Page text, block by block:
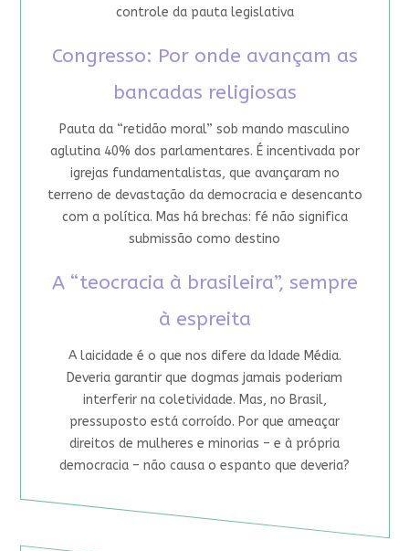
controle da pauta legislativa
Congresso: Por onde avançam as
bancadas religiosas
Pauta da “retidão moral” sob mando masculino
aglutina 40% dos parlamentares. É incentivada por
igrejas fundamentalistas, que avançaram no
terreno de devastação da democracia e desencanto
com a política. Mas há brechas: fé não significa
submissão como destino
A “teocracia à brasileira”, sempre
à espreita
A laicidade é o que nos difere da Idade Média.
Deveria garantir que dogmas jamais poderiam
interferir na coletividade. Mas, no Brasil,
pressuposto está corroído. Por que ameaçar
direitos de mulheres e minorias – e à própria
democracia – não causa o espanto que deveria?